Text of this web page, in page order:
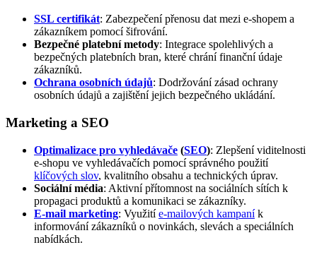
SSL certifikát: Zabezpečení přenosu dat mezi e-shopem a
zákazníkem pomocí šifrování.
Bezpečné platební metody: Integrace spolehlivých a
bezpečných platebních bran, které chrání finanční údaje
zákazníků.
Ochrana osobních údajů: Dodržování zásad ochrany
osobních údajů a zajištění jejich bezpečného ukládání.
Marketing a SEO
Optimalizace pro vyhledávače (SEO): Zlepšení viditelnosti
e-shopu ve vyhledávačích pomocí správného použití
klíčových slov, kvalitního obsahu a technických úprav.
Sociální média: Aktivní přítomnost na sociálních sítích k
propagaci produktů a komunikaci se zákazníky.
E-mail marketing: Využitíe-mailových kampaník
informování zákazníků o novinkách, slevách a speciálních
nabídkách.